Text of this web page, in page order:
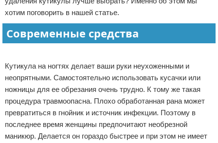
хотим поговорить в нашей статье.
Современные средства
Кутикула на ногтях делает ваши руки неухоженными и
неопрятными. Самостоятельно использовать кусачки или
ножницы для ее обрезания очень трудно. К тому же такая
процедура травмоопасна. Плохо обработанная рана может
превратиться в гнойник и источник инфекции. Поэтому в
последнее время женщины предпочитают необрезной
маникюр. Делается он гораздо быстрее и при этом не имеет